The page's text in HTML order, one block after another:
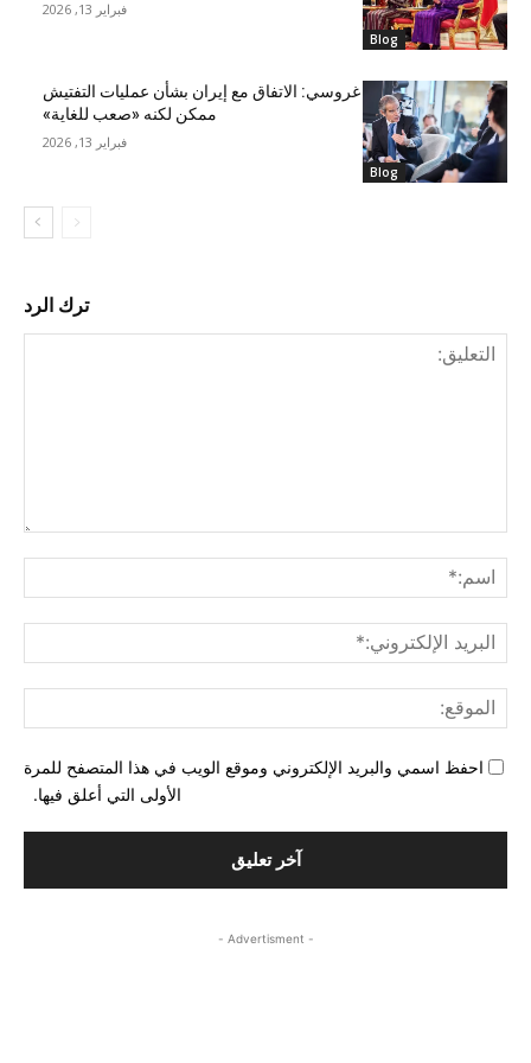
Blog
فبراير 13, 2026
Blog
غروسي: الاتفاق مع إيران بشأن عمليات التفتيش
ممكن لكنه «صعب للغاية»
فبراير 13, 2026
ترك الرد
احفظ اسمي والبريد الإلكتروني وموقع الويب في هذا المتصفح للمرة
الأولى التي أعلق فيها.
- Advertisment -